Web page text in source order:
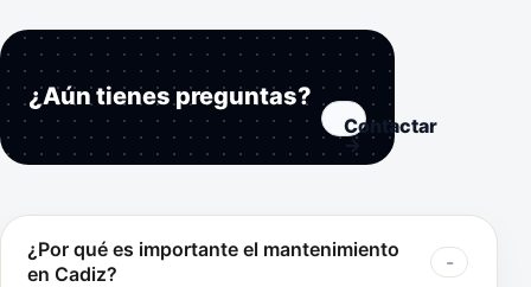
¿Aún tienes preguntas?
Contactar
→
¿Por qué es importante el mantenimiento
en Cadiz?